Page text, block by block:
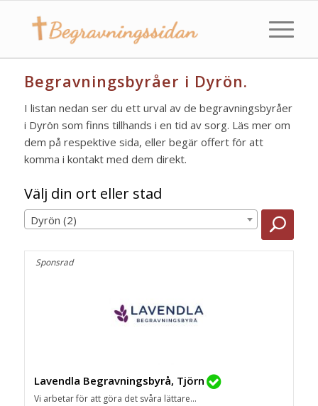
Begravningsbyråer i Dyrön.
I listan nedan ser du ett urval av de begravningsbyråer
i Dyrön som finns tillhands i en tid av sorg. Läs mer om
dem på respektive sida, eller begär offert för att
komma i kontakt med dem direkt.
Välj din ort eller stad
Dyrön (2)
Sponsrad
Lavendla Begravningsbyrå, Tjörn
Vi arbetar för att göra det svåra lättare...